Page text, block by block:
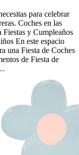
para celebrar
Coches en las
Fiestas y Cumpleaños
En este espacio
una Fiesta de Coches
de Fiesta de